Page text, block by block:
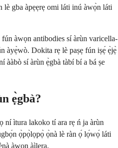
gba àpẹẹrẹ omi láti inú àwọ̀n láti
àwọn antibodies sí àrùn varicella-
àyẹ̀wò. Dokita rẹ lè paṣẹ fún iṣẹ́ ẹ̀jẹ̀
sí àrùn ẹ̀gbà tàbí bí a bá ṣe
ẹ̀gbà?
ní ìtura lakoko tí ara rẹ ń ja àrùn
ọ̀pọ̀lọpọ̀ ọ̀nà lè ràn ọ́ lọ́wọ́ láti
àwọn àìlera.